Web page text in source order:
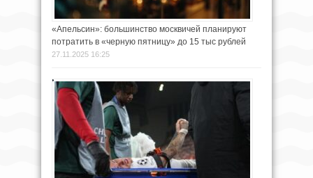
«Апельсин»: большинство москвичей планируют
потратить в «черную пятницу» до 15 тыс рублей
27.11.2025 16:25